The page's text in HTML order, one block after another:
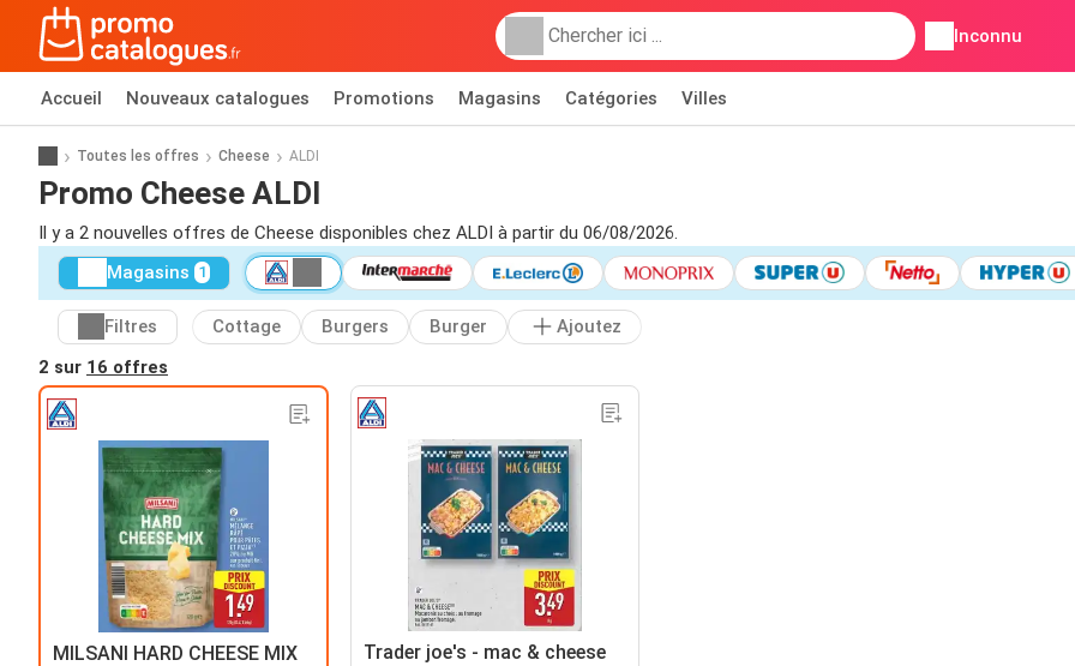
Inconnu
Accueil Nouveaux catalogues Promotions Magasins Catégories Villes
Toutes les offres Cheese ALDI
Promo Cheese ALDI
Il y a 2 nouvelles offres de Cheese disponibles chez ALDI à partir du 06/08/2026.
Magasins 1
Filtres Cottage Burgers Burger
Ajoutez
2 sur 16 offres
MILSANI HARD CHEESE MIX Trader joe's - mac & cheese